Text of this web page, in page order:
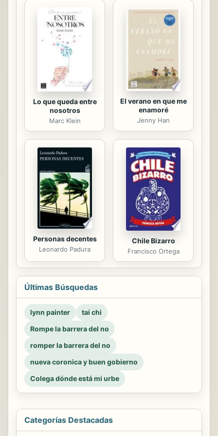
gran familia mexicana" no sólo daban
pruebas de que cumplían con los
requisitos legales. También
expresaban las razones por las
cuales querían cambiar de
nacionalidad, escritas en clave de lo
Lo que queda entre
nosotros
Marc Klein
El verano en que me
enamoré
Jenny Han
Personas decentes
Leonardo Padura
Chile Bizarro
Francisco Ortega
Últimas Búsquedas
lynn painter
tai chi
Rompe la barrera del no
romper la barrera del no
nueva coronica y buen gobierno
Colega dónde está mi urbe
Categorías Destacadas